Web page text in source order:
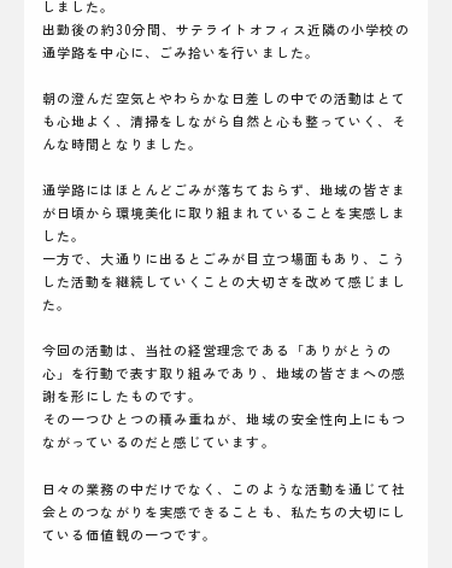
しました。
出勤後の約30分間、サテライトオフィス近隣の小学校の
通学路を中心に、ごみ拾いを行いました。
朝の澄んだ空気とやわらかな日差しの中での活動はとて
も心地よく、清掃をしながら自然と心も整っていく、そ
んな時間となりました。
通学路にはほとんどごみが落ちておらず、地域の皆さま
が日頃から環境美化に取り組まれていることを実感しま
した。
一方で、大通りに出るとごみが目立つ場面もあり、こう
した活動を継続していくことの大切さを改めて感じまし
た。
今回の活動は、当社の経営理念である「ありがとうの
心」を行動で表す取り組みであり、地域の皆さまへの感
謝を形にしたものです。
その一つひとつの積み重ねが、地域の安全性向上にもつ
ながっているのだと感じています。
日々の業務の中だけでなく、このような活動を通じて社
会とのつながりを実感できることも、私たちの大切にし
ている価値観の一つです。